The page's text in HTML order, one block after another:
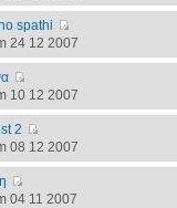
spathi
24 12 2007
10 12 2007
2
08 12 2007
04 11 2007